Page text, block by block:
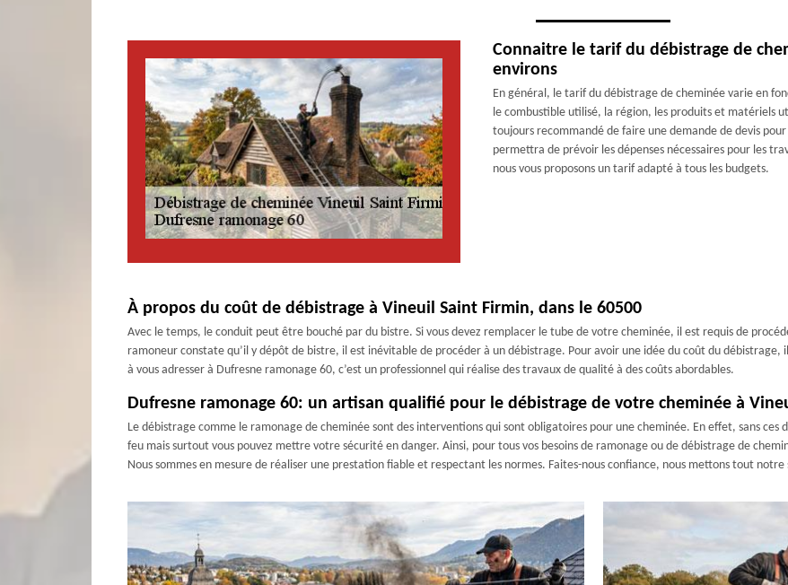
Connaitre le tarif du débistrage de
environs
En général, le tarif du débistrage de cheminée varie en
le combustible utilisé, la région, les produits et matériels
toujours recommandé de faire une demande de devis
permettra de prévoir les dépenses nécessaires pour les
nous vous proposons un tarif adapté à tous les budgets.
À propos du coût de débistrage à Vineuil Saint Firmin, dans le 60500
Avec le temps, le conduit peut être bouché par du bistre. Si vous devez remplacer le tube de votre cheminée, il est requis de
ramoneur constate qu’il y dépôt de bistre, il est inévitable de procéder à un débistrage. Pour avoir une idée du coût du débistrage,
à vous adresser à Dufresne ramonage 60, c’est un professionnel qui réalise des travaux de qualité à des coûts abordables.
Dufresne ramonage 60: un artisan qualifié pour le débistrage de votre cheminée à
Le débistrage comme le ramonage de cheminée sont des interventions qui sont obligatoires pour une cheminée. En effet, sans
feu mais surtout vous pouvez mettre votre sécurité en danger. Ainsi, pour tous vos besoins de ramonage ou de débistrage de
Nous sommes en mesure de réaliser une prestation fiable et respectant les normes. Faites-nous confiance, nous mettons tout